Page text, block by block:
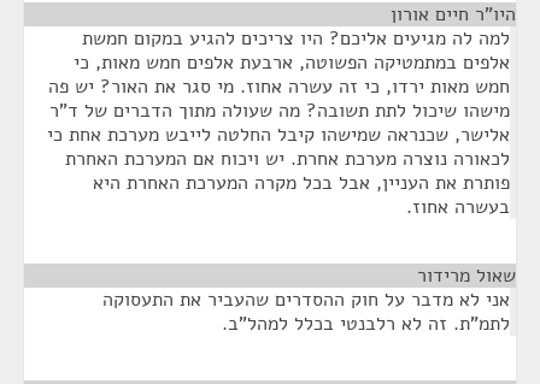
היו"ר חיים אורון
למה לה מגיעים אליכם? היו צריכים להגיע במקום חמשת
אלפים במתמטיקה הפשוטה, ארבעת אלפים חמש מאות, כי
חמש מאות ירדו, כי זה עשרה אחוז. מי סגר את האור? יש פה
מישהו שיכול לתת תשובה? מה שעולה מתוך הדברים של ד"ר
אלישר, שכנראה שמישהו קיבל החלטה לייבש מערכת אחת כי
לכאורה נוצרה מערכת אחרת. יש ויכוח אם המערכת האחרת
פותרת את העניין, אבל בכל מקרה המערכת האחרת היא
בעשרה אחוז.
שאול מרידור
אני לא מדבר על חוק ההסדרים שהעביר את התעסוקה
לתמ"ת. זה לא רלבנטי בכלל למהל"ב.